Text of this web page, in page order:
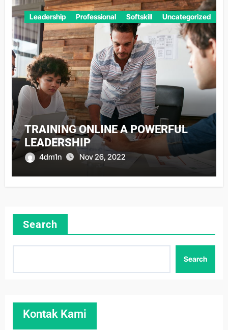
Leadership Professional Softskill Uncategorized
TRAINING ONLINE A POWERFUL
LEADERSHIP
4dm1n Nov 26, 2022
Search
Search
Kontak Kami